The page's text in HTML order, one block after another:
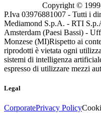
Copyright ©
P.Iva 03976881007 - Tutti i
Mediamond S.p.A. - RTI
Amsterdam (Paesi Bassi) -
Monzese (MI)Rispetto ai
riprodotti è vietata ogni
sistemi di intelligenza
espresso di utilizzare mezzi
Legal
CorporatePrivacy Policy